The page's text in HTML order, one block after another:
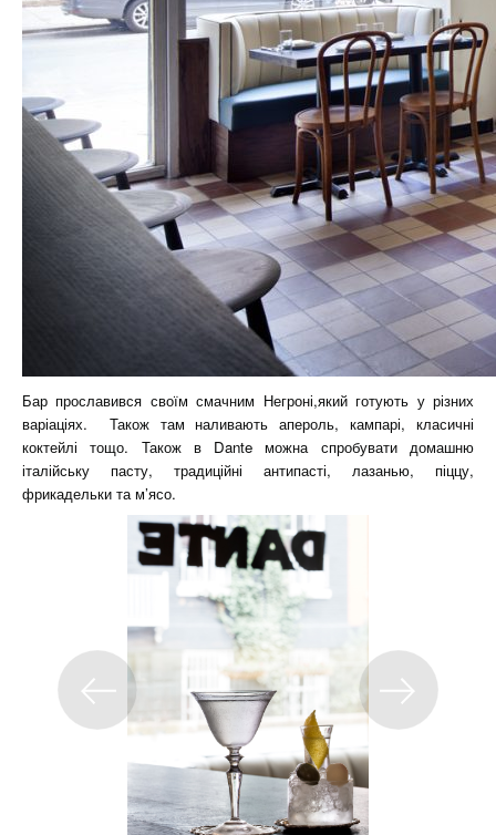
Бар прославився своїм смачним Негроні,який готують у різних
варіаціях. Також там наливають апероль, кампарі, класичні
коктейлі тощо. Також в Dante можна спробувати домашню
італійську пасту, традиційні антипасті, лазанью, піццу,
фрикадельки та м’ясо.